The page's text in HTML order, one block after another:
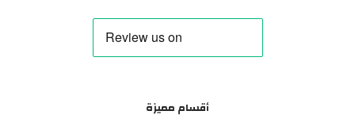
أقسام مميزة